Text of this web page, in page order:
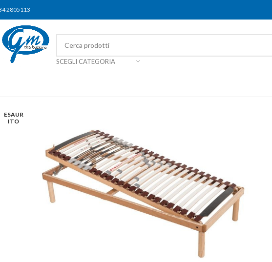
2805113
SCEGLI CATEGORIA
ESAUR
ITO